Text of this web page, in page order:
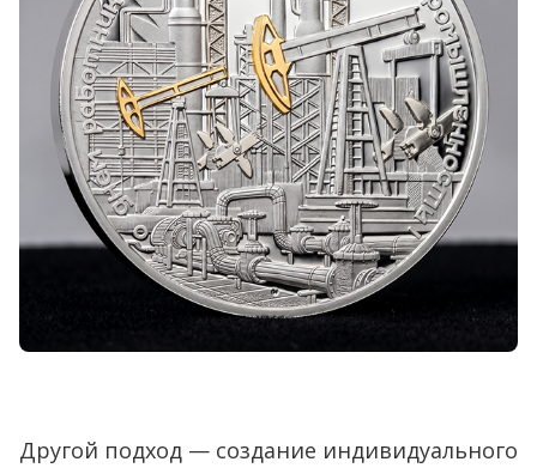
Другой подход — создание индивидуального